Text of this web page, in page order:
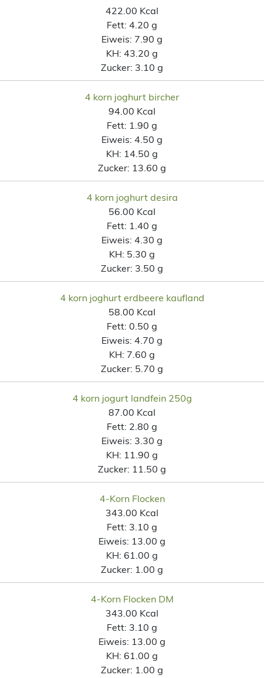
422.00 Kcal
Fett: 4.20 g
Eiweis: 7.90 g
KH: 43.20 g
Zucker: 3.10 g
4 korn joghurt bircher
94.00 Kcal
Fett: 1.90 g
Eiweis: 4.50 g
KH: 14.50 g
Zucker: 13.60 g
4 korn joghurt desira
56.00 Kcal
Fett: 1.40 g
Eiweis: 4.30 g
KH: 5.30 g
Zucker: 3.50 g
4 korn joghurt erdbeere kaufland
58.00 Kcal
Fett: 0.50 g
Eiweis: 4.70 g
KH: 7.60 g
Zucker: 5.70 g
4 korn jogurt landfein 250g
87.00 Kcal
Fett: 2.80 g
Eiweis: 3.30 g
KH: 11.90 g
Zucker: 11.50 g
4-Korn Flocken
343.00 Kcal
Fett: 3.10 g
Eiweis: 13.00 g
KH: 61.00 g
Zucker: 1.00 g
4-Korn Flocken DM
343.00 Kcal
Fett: 3.10 g
Eiweis: 13.00 g
KH: 61.00 g
Zucker: 1.00 g